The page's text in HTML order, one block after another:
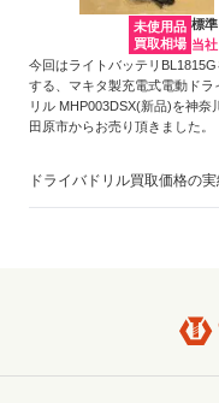
未使用品
買取相場
標
当
今回はライトバッテリBL1815G
する、マキタ製充電式電動ドラ
リル MHP003DSX(新品)を神奈
田原市からお売り頂きました。
ドライバドリル買取価格の